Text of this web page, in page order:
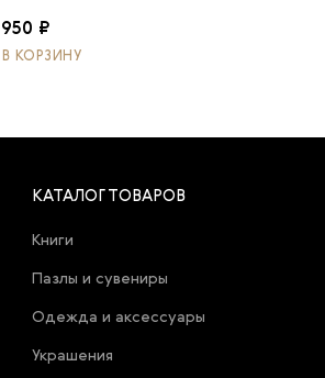
950 ₽
В КОРЗИНУ
КАТАЛОГ ТОВАРОВ
Книги
Пазлы и сувениры
Одежда и аксессуары
Украшения